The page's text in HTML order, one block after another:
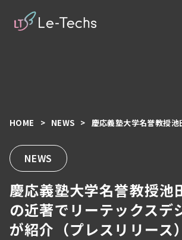
慶応義塾大学名誉教授池
の近著でリーテックスデ
が紹介（プレスリリース）
NEWS
HOME NEWS 慶応義塾大学名誉教授池田眞朗先生の近著でリーテック